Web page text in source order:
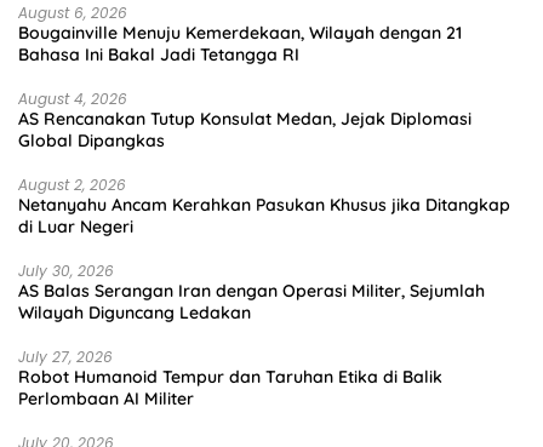
August 6, 2026
Bougainville Menuju Kemerdekaan, Wilayah dengan 21
Bahasa Ini Bakal Jadi Tetangga RI
August 4, 2026
AS Rencanakan Tutup Konsulat Medan, Jejak Diplomasi
Global Dipangkas
August 2, 2026
Netanyahu Ancam Kerahkan Pasukan Khusus jika Ditangkap
di Luar Negeri
July 30, 2026
AS Balas Serangan Iran dengan Operasi Militer, Sejumlah
Wilayah Diguncang Ledakan
July 27, 2026
Robot Humanoid Tempur dan Taruhan Etika di Balik
Perlombaan AI Militer
July 20, 2026